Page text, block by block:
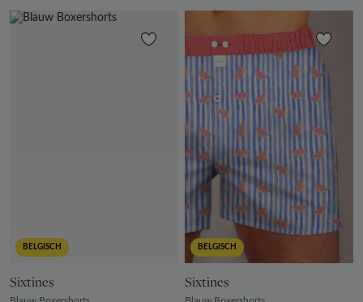
BELGISCH
Sixtines
BELGISCH
Sixtines